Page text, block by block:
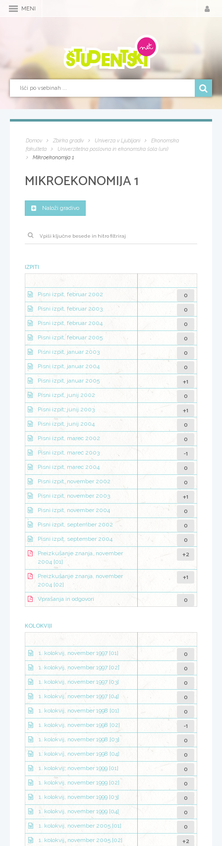
MENI
Domov Zbirka gradiv Univerza v Ljubljani
Ekonomska
fakulteta
Univerzitetna poslovna in ekonomska šola (uni)
Mikroekonomija 1
MIKROEKONOMIJA 1
Naloži gradivo
IZPITI
Pisni izpit, februar 2002 0
Pisni izpit, februar 2003 0
Pisni izpit, februar 2004 0
Pisni izpit, februar 2005 0
Pisni izpit, januar 2003 0
Pisni izpit, januar 2004 0
Pisni izpit, januar 2005 +1
Pisni izpit, junij 2002 0
Pisni izpit, junij 2003 +1
Pisni izpit, junij 2004 0
Pisni izpit, marec 2002 0
Pisni izpit, marec 2003 -1
Pisni izpit, marec 2004 0
Pisni izpit, november 2002 0
Pisni izpit, november 2003 +1
Pisni izpit, november 2004 0
Pisni izpit, september 2002 0
Pisni izpit, september 2004 0
Preizkušanje znanja, november
2004 [01]
+2
Preizkušanje znanja, november
2004 [02]
+1
Vprašanja in odgovori 0
KOLOKVIJI
1. kolokvij, november 1997 [01] 0
1. kolokvij, november 1997 [02] 0
1. kolokvij, november 1997 [03] 0
1. kolokvij, november 1997 [04] 0
1. kolokvij, november 1998 [01] 0
1. kolokvij, november 1998 [02] -1
1. kolokvij, november 1998 [03] 0
1. kolokvij, november 1998 [04] 0
1. kolokvij, november 1999 [01] 0
1. kolokvij, november 1999 [02] 0
1. kolokvij, november 1999 [03] 0
1. kolokvij, november 1999 [04] 0
1. kolokvij, november 2005 [01] 0
1. kolokvij, november 2005 [02] +2